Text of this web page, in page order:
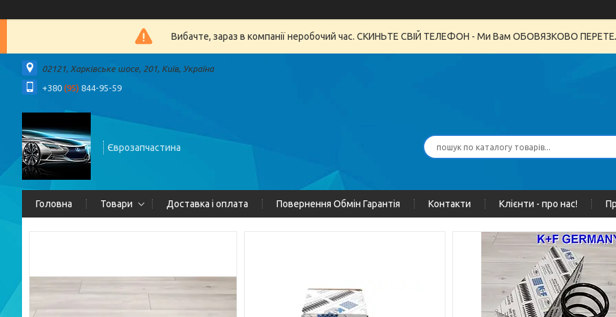
Вибачте, зараз в компанії неробочий час. СКИНЬТЕ СВІЙ ТЕЛЕФОН - Ми Вам ОБОВЯЗКОВО
02121, Харківське шосе, 201, Київ, Україна
+380 (95) 844-95-59
Єврозапчастина
Головна Товари Доставка і оплата Повернення Обмін Гарантія Контакти Клієнти - про нас!